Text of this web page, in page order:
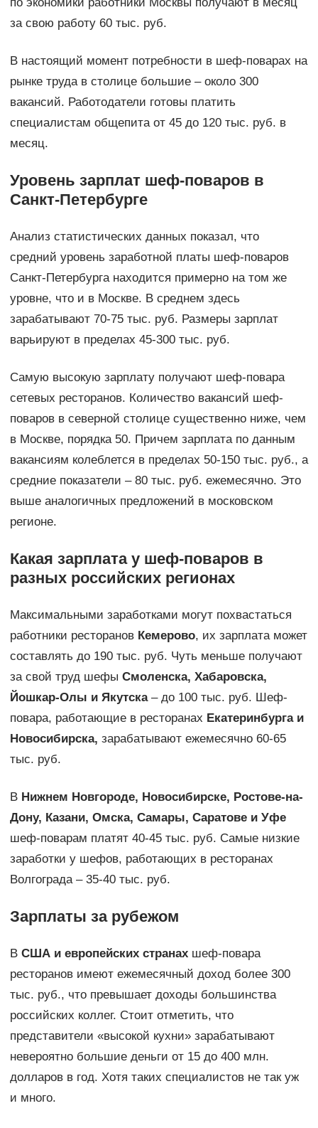
за свою работу 60 тыс. руб.
В настоящий момент потребности в шеф-поварах на
рынке труда в столице большие – около 300
вакансий. Работодатели готовы платить
специалистам общепита от 45 до 120 тыс. руб. в
месяц.
Уровень зарплат шеф-поваров в
Санкт-Петербурге
Анализ статистических данных показал, что
средний уровень заработной платы шеф-поваров
Санкт-Петербурга находится примерно на том же
уровне, что и в Москве. В среднем здесь
зарабатывают 70-75 тыс. руб. Размеры зарплат
варьируют в пределах 45-300 тыс. руб.
Самую высокую зарплату получают шеф-повара
сетевых ресторанов. Количество вакансий шеф-
поваров в северной столице существенно ниже, чем
в Москве, порядка 50. Причем зарплата по данным
вакансиям колеблется в пределах 50-150 тыс. руб., а
средние показатели – 80 тыс. руб. ежемесячно. Это
выше аналогичных предложений в московском
регионе.
Какая зарплата у шеф-поваров в
разных российских регионах
Максимальными заработками могут похвастаться
работники ресторанов Кемерово, их зарплата может
составлять до 190 тыс. руб. Чуть меньше получают
за свой труд шефы Смоленска, Хабаровска,
Йошкар-Олы и Якутска– до 100 тыс. руб. Шеф-
повара, работающие в ресторанах Екатеринбурга и
Новосибирска, зарабатывают ежемесячно 60-65
тыс. руб.
В Нижнем Новгороде, Новосибирске, Ростове-на-
Дону, Казани, Омска, Самары, Саратове и Уфе
шеф-поварам платят 40-45 тыс. руб. Самые низкие
заработки у шефов, работающих в ресторанах
Волгограда – 35-40 тыс. руб.
Зарплаты за рубежом
В США и европейских странахшеф-повара
ресторанов имеют ежемесячный доход более 300
тыс. руб., что превышает доходы большинства
российских коллег. Стоит отметить, что
представители «высокой кухни» зарабатывают
невероятно большие деньги от 15 до 400 млн.
долларов в год. Хотя таких специалистов не так уж
и много.